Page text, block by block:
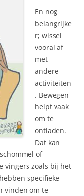
En nog
belangrijke
r; wissel
vooral af
met
andere
activiteiten
. Bewegen
helpt vaak
om te
ontladen.
Dat kan
of
vingers zoals bij het
specifieke
vinden om te